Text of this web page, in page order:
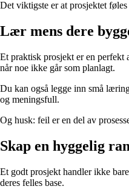
Det viktigste er at prosjektet
Lær mens dere
Et praktisk prosjekt er en perfekt
når noe ikke går som planlagt.
Du kan også legge inn små
og meningsfull.
Og husk: feil er en del av
Skap en hyggelig
Et godt prosjekt handler ikke
deres felles base.